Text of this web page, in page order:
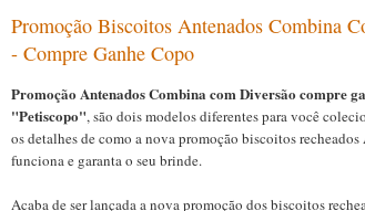
Promoção Biscoitos Antenados Combina
- Compre Ganhe Copo
Promoção Antenados Combina com Diversão compre
"Petiscopo", são dois modelos diferentes para você
os detalhes de como a nova promoção biscoitos recheados
funciona e garanta o seu brinde.
Acaba de ser lançada a nova promoção dos biscoitos